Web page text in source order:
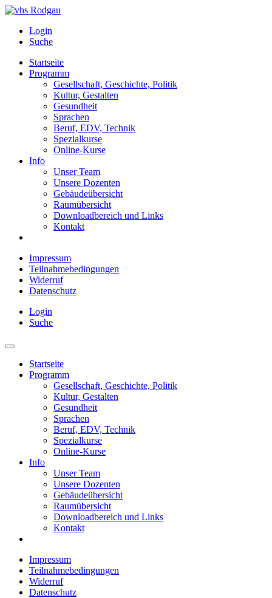
Login
Suche
Startseite
Programm
Gesellschaft, Geschichte, Politik
Kultur, Gestalten
Gesundheit
Sprachen
Beruf, EDV, Technik
Spezialkurse
Online-Kurse
Info
Unser Team
Unsere Dozenten
Gebäudeübersicht
Raumübersicht
Downloadbereich und Links
Kontakt
Impressum
Teilnahmebedingungen
Widerruf
Datenschutz
Login
Suche
Startseite
Programm
Gesellschaft, Geschichte, Politik
Kultur, Gestalten
Gesundheit
Sprachen
Beruf, EDV, Technik
Spezialkurse
Online-Kurse
Info
Unser Team
Unsere Dozenten
Gebäudeübersicht
Raumübersicht
Downloadbereich und Links
Kontakt
Impressum
Teilnahmebedingungen
Widerruf
Datenschutz